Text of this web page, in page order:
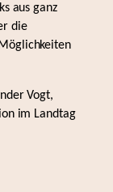
aus ganz
die
Vogt,
im Landtag